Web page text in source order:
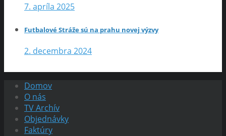
7. apríla 2025
Futbalové Stráže sú na prahu novej výzvy
2. decembra 2024
Domov
O nás
TV Archív
Objednávky
Faktúry